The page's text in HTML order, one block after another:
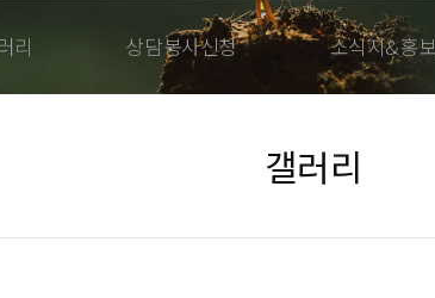
리 상담봉사신청 소식지&홍
갤러리